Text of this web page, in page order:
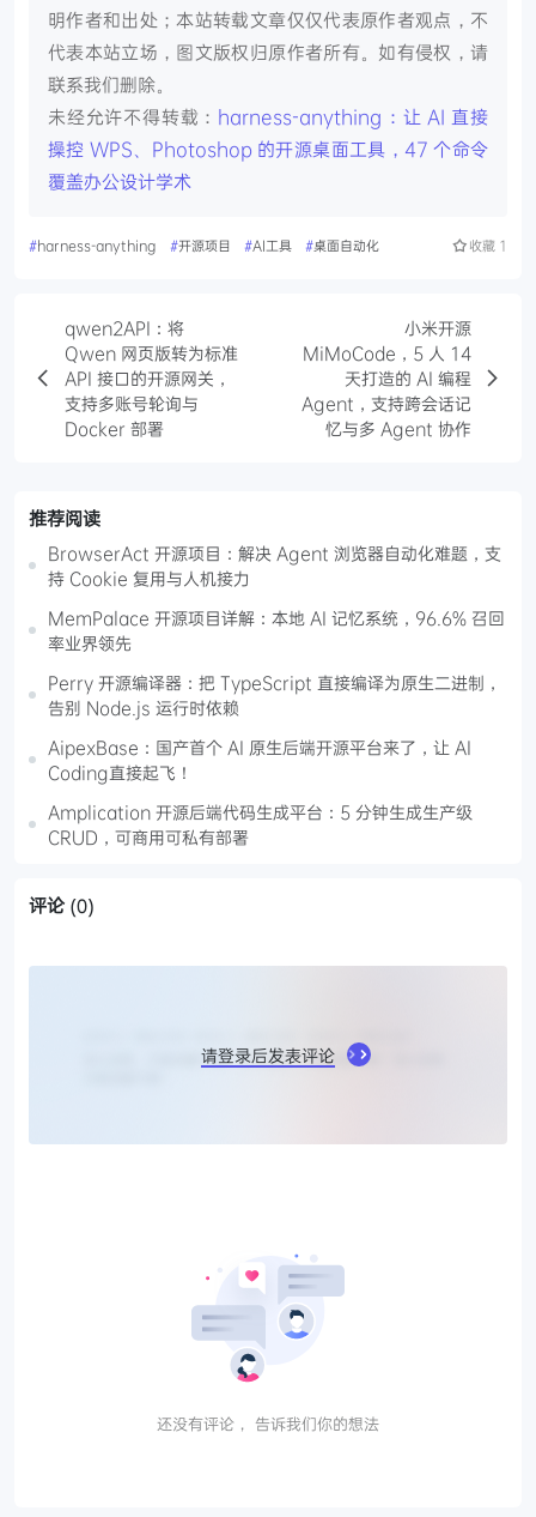
明作者和出处；本站转载文章仅仅代表原作者观点，不
代表本站立场，图文版权归原作者所有。如有侵权，请
联系我们删除。
未经允许不得转载： harness-anything：让 AI 直接
操控 WPS、Photoshop 的开源桌面工具，47 个命令
覆盖办公设计学术
#harness-anything #开源项目 #AI工具 #桌面自动化 收藏 1
qwen2API：将
Qwen 网页版转为标准
API 接口的开源网关，
支持多账号轮询与
Docker 部署
小米开源
MiMoCode，5 人 14
天打造的 AI 编程
Agent，支持跨会话记
忆与多 Agent 协作
推荐阅读
BrowserAct 开源项目：解决 Agent 浏览器自动化难题，支
持 Cookie 复用与人机接力
MemPalace 开源项目详解：本地 AI 记忆系统，96.6% 召回
率业界领先
Perry 开源编译器：把 TypeScript 直接编译为原生二进制，
告别 Node.js 运行时依赖
AipexBase：国产首个 AI 原生后端开源平台来了，让 AI
Coding直接起飞！
Amplication 开源后端代码生成平台：5 分钟生成生产级
CRUD，可商用可私有部署
评论 (0)
请登录后发表评论
还没有评论， 告诉我们你的想法